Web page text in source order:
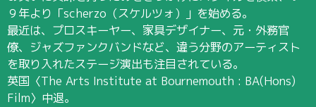
９年より「scherzo（スケルツォ）」を始める。
最近は、プロスキーヤー、家具デザイナー、元・外務官
僚、ジャズファンクバンドなど、違う分野のアーティスト
を取り入れたステージ演出も注目されている。
英国〈The Arts Institute at Bournemouth : BA(Hons)
Film〉中退。